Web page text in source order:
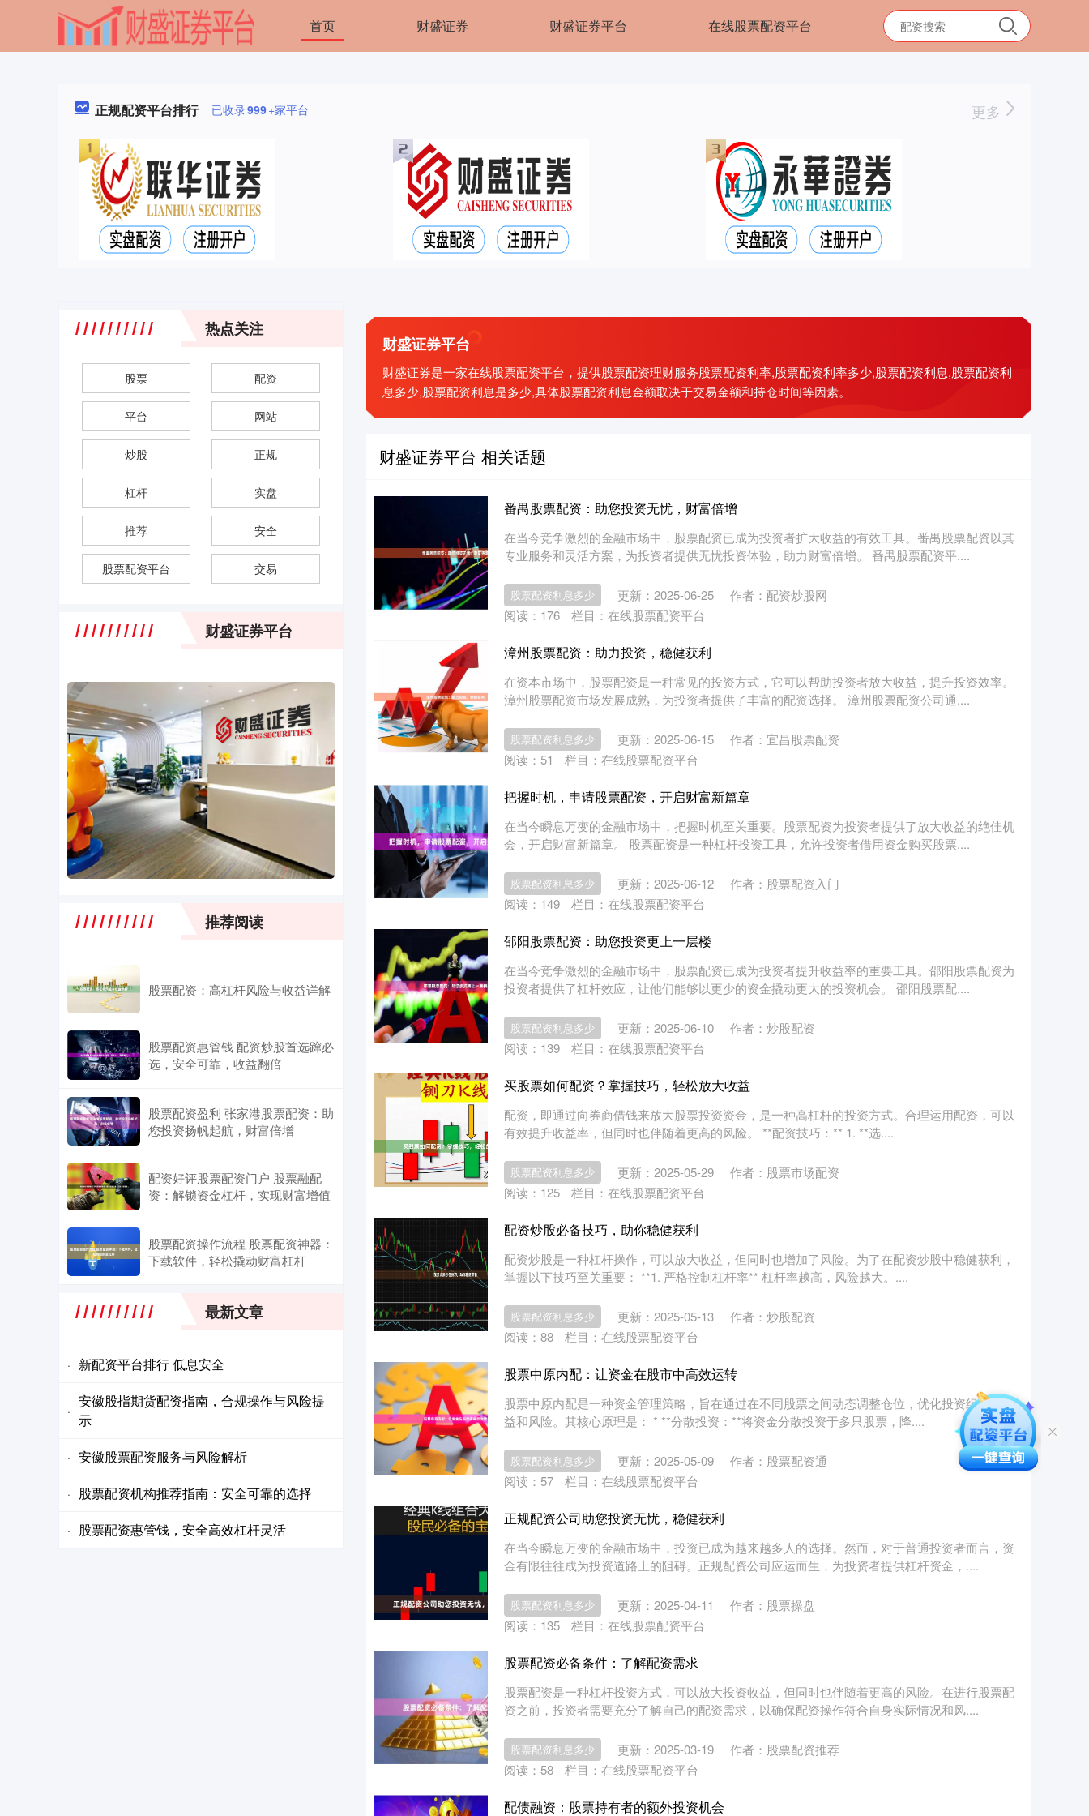
首页 财盛证券 财盛证券平台 在线股票配资平台
正规配资平台排行 已收录999+家平台 更多
财盛证券平台
财盛证券是一家在线股票配资平台，提供股票配资理财服务股票配资利率,股票配资利率多少,股票配资利息,股票配资利
息多少,股票配资利息是多少,具体股票配资利息金额取决于交易金额和持仓时间等因素。
财盛证券平台 相关话题
番禺股票配资：助您投资无忧，财富倍增
在当今竞争激烈的金融市场中，股票配资已成为投资者扩大收益的有效工具。番禺股票配资以其
专业服务和灵活方案，为投资者提供无忧投资体验，助力财富倍增。 番禺股票配资平....
股票配资利息多少 更新：2025-06-25
作者：配资炒股网
阅读： 176 栏目： 在线股票配资平台
漳州股票配资：助力投资，稳健获利
在资本市场中，股票配资是一种常见的投资方式，它可以帮助投资者放大收益，提升投资效率。
漳州股票配资市场发展成熟，为投资者提供了丰富的配资选择。 漳州股票配资公司通....
股票配资利息多少 更新：2025-06-15
作者：宜昌股票配资
阅读： 51 栏目： 在线股票配资平台
把握时机，申请股票配资，开启财富新篇章
在当今瞬息万变的金融市场中，把握时机至关重要。股票配资为投资者提供了放大收益的绝佳机
会，开启财富新篇章。 股票配资是一种杠杆投资工具，允许投资者借用资金购买股票....
股票配资利息多少 更新：2025-06-12
作者：股票配资入门
阅读： 149 栏目： 在线股票配资平台
邵阳股票配资：助您投资更上一层楼
在当今竞争激烈的金融市场中，股票配资已成为投资者提升收益率的重要工具。邵阳股票配资为
投资者提供了杠杆效应，让他们能够以更少的资金撬动更大的投资机会。 邵阳股票配....
股票配资利息多少 更新：2025-06-10
作者：炒股配资
阅读： 139 栏目： 在线股票配资平台
买股票如何配资？掌握技巧，轻松放大收益
配资，即通过向券商借钱来放大股票投资资金，是一种高杠杆的投资方式。合理运用配资，可以
有效提升收益率，但同时也伴随着更高的风险。 **配资技巧：** 1. **选....
股票配资利息多少 更新：2025-05-29
作者：股票市场配资
阅读： 125 栏目： 在线股票配资平台
配资炒股必备技巧，助你稳健获利
配资炒股是一种杠杆操作，可以放大收益，但同时也增加了风险。为了在配资炒股中稳健获利，
掌握以下技巧至关重要： **1. 严格控制杠杆率** 杠杆率越高，风险越大。....
股票配资利息多少 更新：2025-05-13
作者：炒股配资
阅读： 88 栏目： 在线股票配资平台
股票中原内配：让资金在股市中高效运转
股票中原内配是一种资金管理策略，旨在通过在不同股票之间动态调整仓位，优化投资组合的收
益和风险。其核心原理是： * **分散投资：**将资金分散投资于多只股票，降....
股票配资利息多少 更新：2025-05-09
作者：股票配资通
阅读： 57 栏目： 在线股票配资平台
正规配资公司助您投资无忧，稳健获利
在当今瞬息万变的金融市场中，投资已成为越来越多人的选择。然而，对于普通投资者而言，资
金有限往往成为投资道路上的阻碍。正规配资公司应运而生，为投资者提供杠杆资金，....
股票配资利息多少 更新：2025-04-11
作者：股票操盘
阅读： 135 栏目： 在线股票配资平台
股票配资必备条件：了解配资需求
股票配资是一种杠杆投资方式，可以放大投资收益，但同时也伴随着更高的风险。在进行股票配
资之前，投资者需要充分了解自己的配资需求，以确保配资操作符合自身实际情况和风....
股票配资利息多少 更新：2025-03-19
作者：股票配资推荐
阅读： 58 栏目： 在线股票配资平台
配债融资：股票持有者的额外投资机会
热点关注
股票 配资
平台 网站
炒股 正规
杠杆 实盘
推荐 安全
股票配资平台 交易
财盛证券平台
推荐阅读
股票配资：高杠杆风险与收益详解
股票配资惠管钱 配资炒股首选蹿必
选，安全可靠，收益翻倍
股票配资盈利 张家港股票配资：助
您投资扬帆起航，财富倍增
配资好评股票配资门户 股票融配
资：解锁资金杠杆，实现财富增值
股票配资操作流程 股票配资神器：
下载软件，轻松撬动财富杠杆
最新文章
· 新配资平台排行 低息安全
·
安徽股指期货配资指南，合规操作与风险提
示
· 安徽股票配资服务与风险解析
· 股票配资机构推荐指南：安全可靠的选择
· 股票配资惠管钱，安全高效杠杆灵活